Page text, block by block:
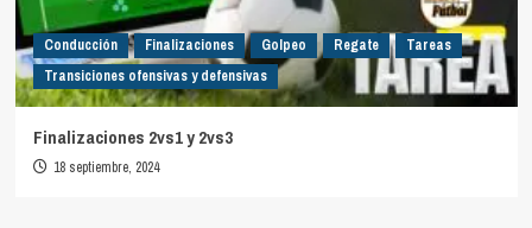
Conducción Finalizaciones Golpeo Regate
Tareas
Transiciones ofensivas y defensivas
Finalizaciones 2vs1 y 2vs3
18 septiembre, 2024